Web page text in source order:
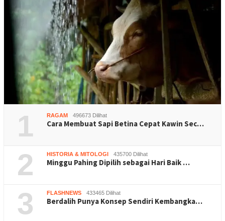
1 RAGAM 496673 Dilihat
Cara Membuat Sapi Betina Cepat Kawin Sec…
2 HISTORIA & MITOLOGI 435700 Dilihat
Minggu Pahing Dipilih sebagai Hari Baik …
3 FLASHNEWS 433465 Dilihat
Berdalih Punya Konsep Sendiri Kembangka…